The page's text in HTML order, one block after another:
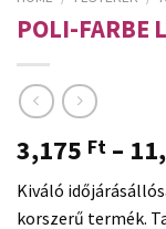
POLI-FARBE
3,175 Ft –
Kiváló
korszerű termék.